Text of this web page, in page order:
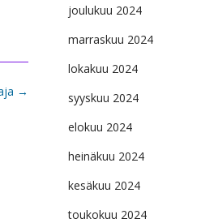
→
joulukuu 2024
marraskuu 2024
lokakuu 2024
syyskuu 2024
elokuu 2024
heinäkuu 2024
kesäkuu 2024
toukokuu 2024